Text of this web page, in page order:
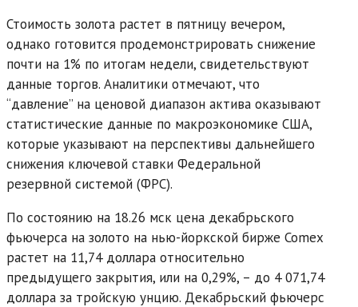
Стоимость золота растет в пятницу вечером,
однако готовится продемонстрировать снижение
почти на 1% по итогам недели, свидетельствуют
данные торгов. Аналитики отмечают, что
“давление” на ценовой диапазон актива оказывают
статистические данные по макроэкономике США,
которые указывают на перспективы дальнейшего
снижения ключевой ставки Федеральной
резервной системой (ФРС).
По состоянию на 18.26 мск цена декабрьского
фьючерса на золото на нью-йоркской бирже Comex
растет на 11,74 доллара относительно
предыдущего закрытия, или на 0,29%, – до 4 071,74
доллара за тройскую унцию. Декабрьский фьючерс